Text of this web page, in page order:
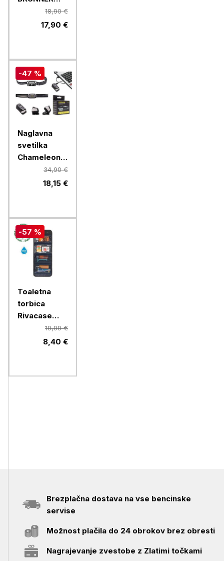
FOLD-AWAY
18,90 €
17,90 €
-47 %
Naglavna
svetilka
Chameleon
B2SX - LED
polnilna
- črna
34,90 €
18,15 €
-57 %
Toaletna
torbica
Rivacase
ECO 840819,99 €
8,40 €
Brezplačna dostava na vse bencinske
servise
Možnost plačila do 24 obrokov brez obresti
Nagrajevanje zvestobe z Zlatimi točkami